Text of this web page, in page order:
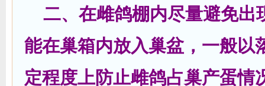
二、在雌鸽棚内尽量避免出
能在巢箱内放入巢盆，一般以
定程度上防止雌鸽占巢产蛋情